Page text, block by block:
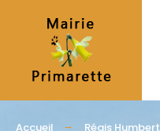
Accueil Régis Humbert